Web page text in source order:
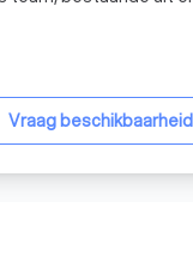
Vraag beschikbaarheid